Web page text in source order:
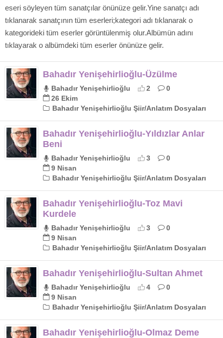
eseri söyleyen tüm sanatçılar önünüze gelir.Yine sanatçı adı
tıklanarak sanatçının tüm eserleri;kategori adı tıklanarak o
kategorideki tüm eserler görüntülenmiş olur.Albümün adını
tıklayarak o albümdeki tüm eserler önünüze gelir.
Bahadır Yenişehirlioğlu-Üzülme
Bahadır Yenişehirlioğlu 2
0
26 Ekim
Bahadır Yenişehirlioğlu Şiir/Anlatım Dosyaları
Bahadır Yenişehirlioğlu-Yıldızlar Anlar
Beni
Bahadır Yenişehirlioğlu 3
0
9 Nisan
Bahadır Yenişehirlioğlu Şiir/Anlatım Dosyaları
Bahadır Yenişehirlioğlu-Toz Mavi
Kurdele
Bahadır Yenişehirlioğlu 3
0
9 Nisan
Bahadır Yenişehirlioğlu Şiir/Anlatım Dosyaları
Bahadır Yenişehirlioğlu-Sultan Ahmet
Bahadır Yenişehirlioğlu 4
0
9 Nisan
Bahadır Yenişehirlioğlu Şiir/Anlatım Dosyaları
Bahadır Yenişehirlioğlu-Olmaz Deme